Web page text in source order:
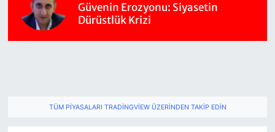
Güvenin Erozyonu: Siyasetin
Dürüstlük Krizi
TÜM PIYASALARI TRADINGVIEW ÜZERINDEN TAKIP EDIN